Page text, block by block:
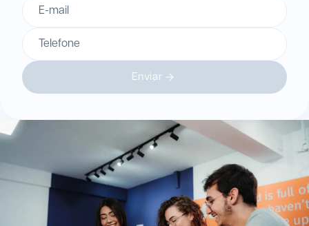
E-mail
Telefone
Enviar